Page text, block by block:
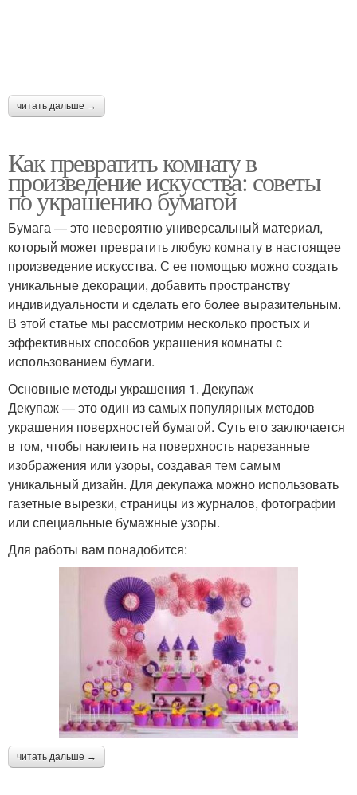
читать дальше →
Как превратить комнату в
произведение искусства: советы
по украшению бумагой
Бумага — это невероятно универсальный материал,
который может превратить любую комнату в настоящее
произведение искусства. С ее помощью можно создать
уникальные декорации, добавить пространству
индивидуальности и сделать его более выразительным.
В этой статье мы рассмотрим несколько простых и
эффективных способов украшения комнаты с
использованием бумаги.
Основные методы украшения 1. Декупаж
Декупаж — это один из самых популярных методов
украшения поверхностей бумагой. Суть его заключается
в том, чтобы наклеить на поверхность нарезанные
изображения или узоры, создавая тем самым
уникальный дизайн. Для декупажа можно использовать
газетные вырезки, страницы из журналов, фотографии
или специальные бумажные узоры.
Для работы вам понадобится:
читать дальше →